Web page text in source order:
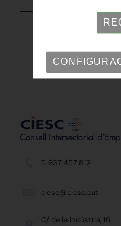
T. 937 457 812
ciesc@ciesc.cat
C/ de la Indústria, 16